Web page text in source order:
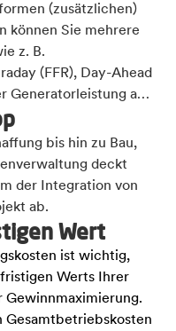
(zusätzlichen)
können Sie mehrere
z. B.
(FFR), Day-Ahead
Generatorleistung an
bis hin zu Bau,
deckt
der Integration von
ab.
Wert
ist wichtig,
Werts Ihrer
Gewinnmaximierung.